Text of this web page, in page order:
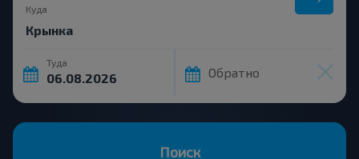
Куда
Туда
Обратно
Поиск